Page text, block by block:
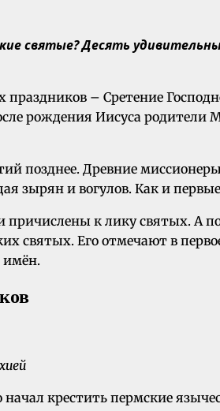
святые? Десять
– Сретение
рождения Иисуса
позднее. Древние
зырян и вогулов. Как и
к лику святых. А
Его отмечают в
имён.
крестить пермские